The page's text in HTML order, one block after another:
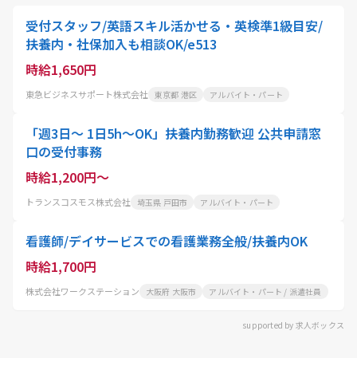
受付スタッフ/英語スキル活かせる・英検準1級目安/
扶養内・社保加入も相談OK/e513
時給1,650円
東急ビジネスサポート株式会社 東京都 港区 アルバイト・パート
「週3日～ 1日5h～OK」扶養内勤務歓迎 公共申請窓
口の受付事務
時給1,200円～
トランスコスモス株式会社 埼玉県 戸田市 アルバイト・パート
看護師/デイサービスでの看護業務全般/扶養内OK
時給1,700円
株式会社ワークステーション 大阪府 大阪市 アルバイト・パート / 派遣社員
supported by 求人ボックス